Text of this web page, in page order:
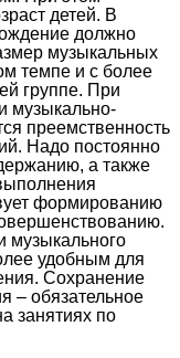
детей. В
должно
музыкальных
темпе и с более
группе. При
музыкально-
преемственность
Надо постоянно
а также
формированию
музыкального
удобным для
Сохранение
– обязательное
занятиях по